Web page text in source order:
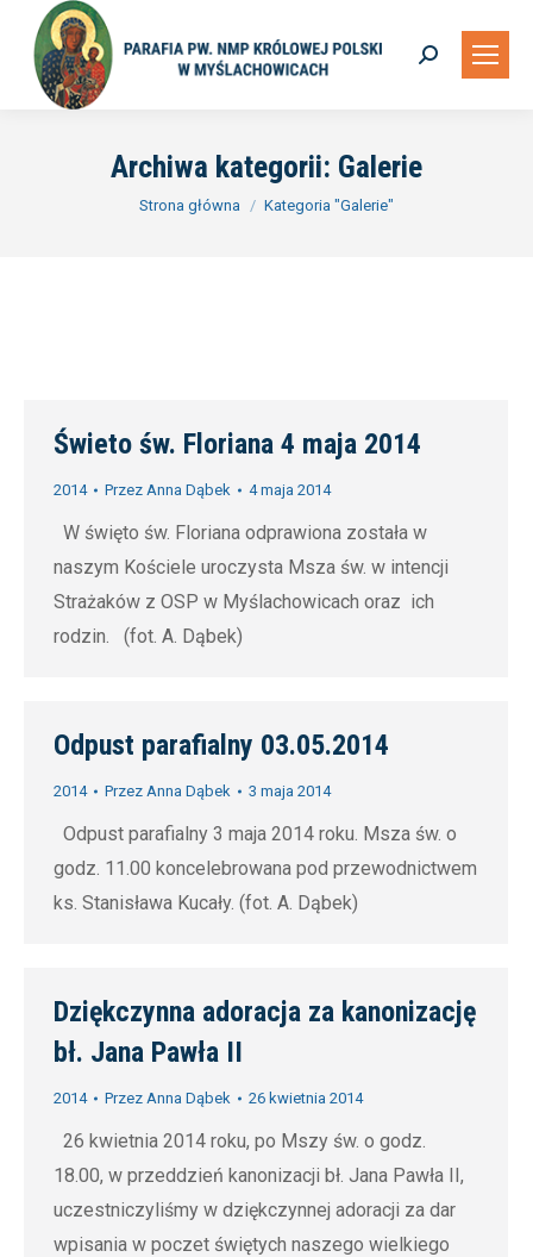
Szukaj:
Archiwa kategorii: Galerie
Jesteś tutaj:
Strona główna Kategoria "Galerie"
Świeto św. Floriana 4 maja 2014
2014 Przez Anna Dąbek 4 maja 2014
W święto św. Floriana odprawiona została w
naszym Kościele uroczysta Msza św. w intencji
Strażaków z OSP w Myślachowicach oraz ich
rodzin. (fot. A. Dąbek)
Odpust parafialny 03.05.2014
2014 Przez Anna Dąbek 3 maja 2014
Odpust parafialny 3 maja 2014 roku. Msza św. o
godz. 11.00 koncelebrowana pod przewodnictwem
ks. Stanisława Kucały. (fot. A. Dąbek)
Dziękczynna adoracja za kanonizację
bł. Jana Pawła II
2014 Przez Anna Dąbek 26 kwietnia 2014
26 kwietnia 2014 roku, po Mszy św. o godz.
18.00, w przeddzień kanonizacji bł. Jana Pawła II,
uczestniczyliśmy w dziękczynnej adoracji za dar
wpisania w poczet świętych naszego wielkiego